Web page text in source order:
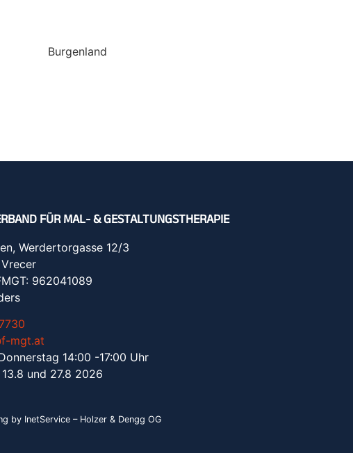
Burgenland
FÜR MAL- & GESTALTUNGSTHERAPIE
Werdertorgasse 12/3
962041089
mgt.at
14:00 -17:00 Uhr
und 27.8 2026
by InetService – Holzer & Dengg OG